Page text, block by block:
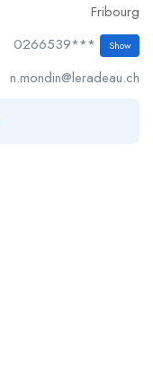
Fribourg
0266539*** Show
n.mondin@leradeau.ch